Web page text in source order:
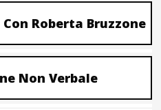
Roberta Bruzzone
Non Verbale